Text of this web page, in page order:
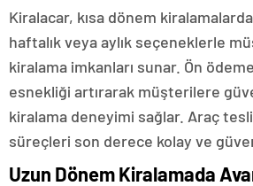
Kiralacar, kısa dönem
haftalık veya aylık seçeneklerle
kiralama imkanları sunar. Ön
esnekliği artırarak müşterilere
kiralama deneyimi sağlar. Araç
süreçleri son derece kolay ve
Uzun Dönem Kiralamada